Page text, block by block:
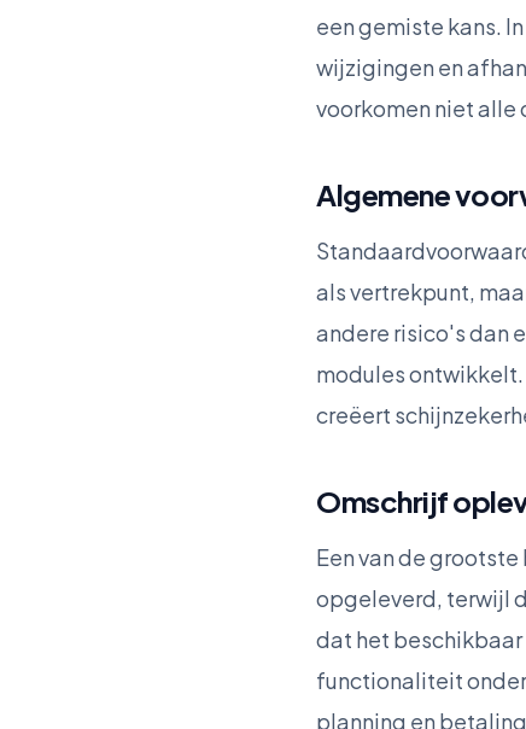
een gemiste kans.
wijzigingen en
voorkomen niet alle
Algemene
als vertrekpunt,
andere risico's dan
modules
creëert
Omschrijf
Een van de
opgeleverd, terwijl
dat het
functionaliteit
planning en